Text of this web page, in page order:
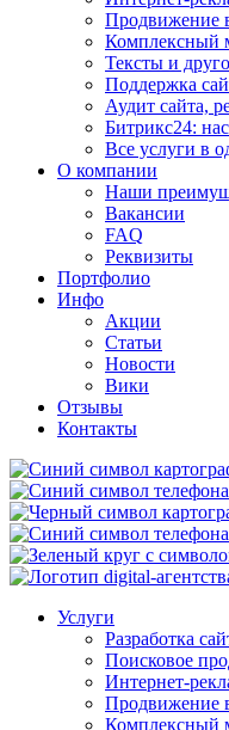
Продвижение
Комплексный
Тексты и
Поддержка
Аудит сайта,
Битрикс24:
Все услуги в
О компании
Наши
Вакансии
FAQ
Реквизиты
Портфолио
Инфо
Акции
Статьи
Новости
Вики
Отзывы
Контакты
Услуги
Разработка
Поисковое
Интернет-
Продвижение
Комплексный